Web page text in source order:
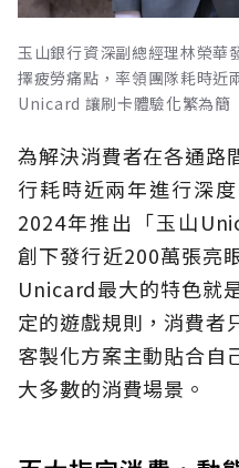
玉山銀行資深副總經理林榮華
擇疲勞痛點，率領團隊耗時近
Unicard 讓刷卡體驗化繁為簡
為解決消費者在各通路
行耗時近兩年進行深
2024年推出「玉山
創下發行近200萬張亮
Unicard最大的特色就
定的遊戲規則，消費者
客製化方案主動貼合自
大多數的消費場景。